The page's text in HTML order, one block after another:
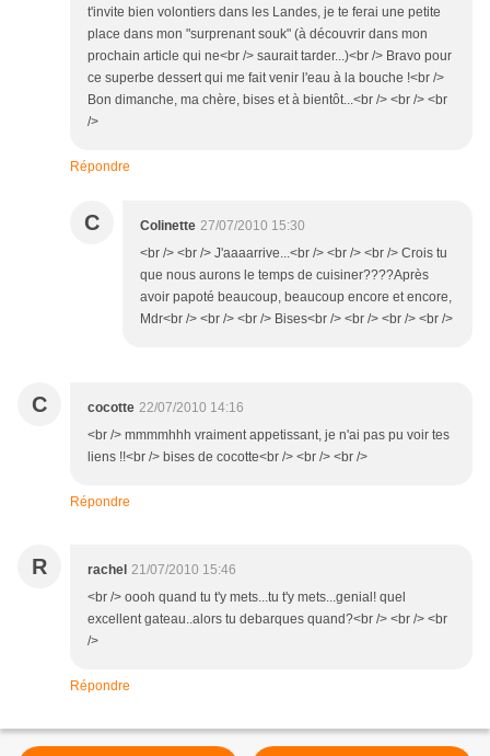
t'invite bien volontiers dans les Landes, je te ferai une petite
place dans mon "surprenant souk" (à découvrir dans mon
prochain article qui ne<br /> saurait tarder...)<br /> Bravo pour
ce superbe dessert qui me fait venir l'eau à la bouche !<br />
Bon dimanche, ma chère, bises et à bientôt...<br /> <br /> <br
/>
Répondre
C Colinette 27/07/2010 15:30
<br /> <br /> J'aaaarrive...<br /> <br /> <br /> Crois tu
que nous aurons le temps de cuisiner????Après
avoir papoté beaucoup, beaucoup encore et encore,
Mdr<br /> <br /> <br /> Bises<br /> <br /> <br /> <br />
C cocotte 22/07/2010 14:16
<br /> mmmmhhh vraiment appetissant, je n'ai pas pu voir tes
liens !!<br /> bises de cocotte<br /> <br /> <br />
Répondre
R rachel 21/07/2010 15:46
<br /> oooh quand tu t'y mets...tu t'y mets...genial! quel
excellent gateau..alors tu debarques quand?<br /> <br /> <br
/>
Répondre